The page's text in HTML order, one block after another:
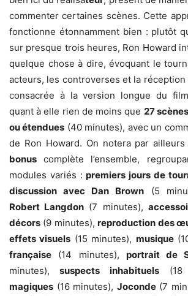
commenter certaines scènes. Cette
fonctionne étonnamment bien : plutôt
sur presque trois heures, Ron Howard
quelque chose à dire, évoquant le
acteurs, les controverses et la réception
consacrée à la version longue du
quant à elle rien de moins que 27
ou étendues (40 minutes), avec un
de Ron Howard. On notera par ailleurs
bonus complète l’ensemble,
modules variés :premiers jours de
discussion avec Dan Brown (5
Robert Langdon (7 minutes),
décors (9 minutes),reproduction des
effets visuels (15 minutes), musique
française (14 minutes), portrait de
minutes), suspects inhabituels
magiques (16 minutes), Joconde(7